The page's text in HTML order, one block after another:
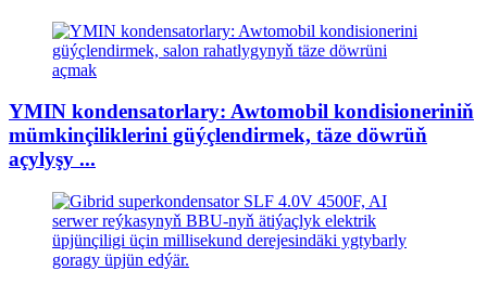
YMIN kondensatorlary: Awtomobil kondisioneriniň
mümkinçiliklerini güýçlendirmek, täze döwrüň
açylyşy ...